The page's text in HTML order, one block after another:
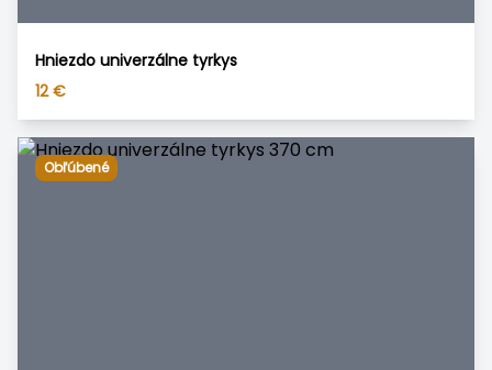
Hniezdo univerzálne tyrkys
12 €
Obľúbené